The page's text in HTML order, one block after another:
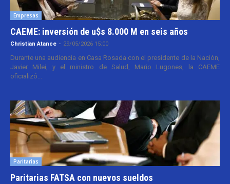
Empresas
CAEME: inversión de u$s 8.000 M en seis años
Christian Atance - 29/05/2026 15:00
Durante una audiencia en Casa Rosada con el presidente de la Nación,
Javier Milei, y el ministro de Salud, Mario Lugones, la CAEME
oficializó...
Paritarias
Paritarias FATSA con nuevos sueldos